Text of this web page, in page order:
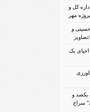
کل و
مهر
و
یک
یکصد و
سراج